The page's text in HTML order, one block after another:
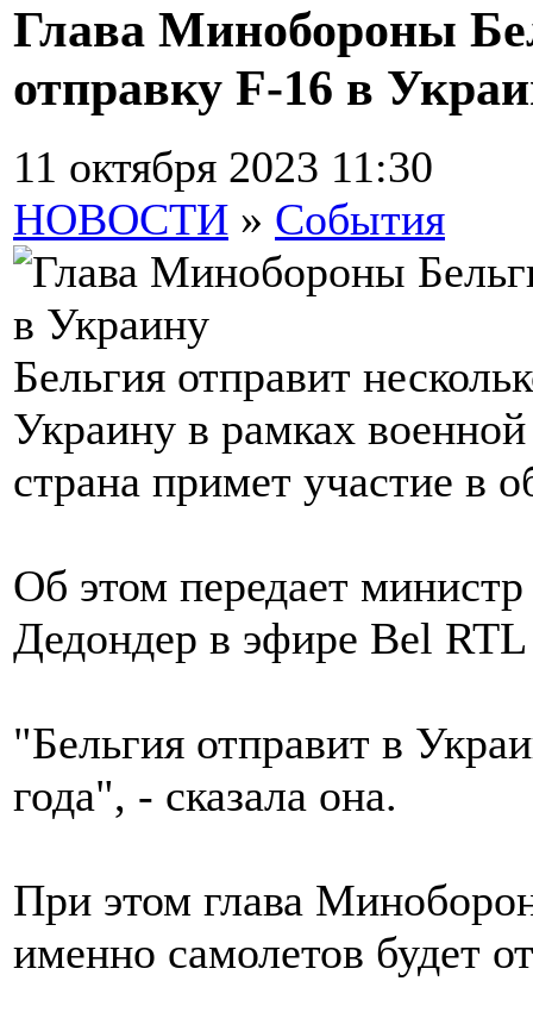
Глава Минобороны
отправку F-16 в
11 октября 2023 11:30
НОВОСТИ » События
Бельгия отправит
Украину в рамках
страна примет участие в
Об этом передает
Дедондер в эфире Bel
"Бельгия отправит в
года", - сказала она.
При этом глава
именно самолетов будет